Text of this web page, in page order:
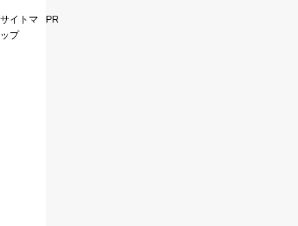
サイトマ
ップ
PR